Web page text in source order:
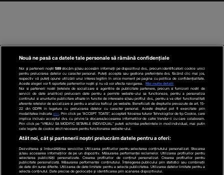
Nouă ne pasă ca datele tale personale să rămână confidențiale
Noi și partenerii noștri 589stocăm și/sau accesăm informații pe dispozitivul dvs., precum identificatorii cookie unici
pentru prelucrarea datelor cu caracter personal. Puteți accepta sau gestiona preferințele dvs. făcând clic mai jos,
respectiv vă puteți opune utilizării unui interes legitim în orice moment pe pagina cu politica de confidențialitate.
Aceste alegeri vor fi raportate partenerilor noștri și nu vă vor afecta navigarea.
Mai multe detalii
Noi si partenerii nostri (retelele de socializare si agentiile de publicitate partenere, precum si furnizorii nostri de
servicii de date analitice) prelucram date pentru a permite website-ului sa functioneze, pentru a personaliza
continutul si anunturile publicitare afisate in functie de interesele si/sau profilul dvs., pentru a va oferi functionalitati
aferente retelelor de socializare si pentru a analiza traficul pe website. Beneficiati de drepturile prevazute de art. 15-
22 din GDPR in legatura cu prelucrarea datelor cu caracter personal. Aceste drepturi pot fi exercitate prin
modalitatea indicataaici . Prin click pe “ACCEPT TOATE”, acceptati folosirea tuturor Tehnologiilor de tip Cookie, care
implica inclusiv acceptul dvs. cu privire la stocarea/accesarea informatiilor de catre Vendor-ii cu care colaboram.
Prin click pe “VREAU SA MODIFIC SETARILE INDIVIDUAL” puteti schimba preferintele in mod individual, mai putin
cele legate de cookie strict necesare pentru functionarea website-ului.
Atât noi, cât și partenerii noștri prelucrăm datele pentru a oferi:
Dezvoltarea și îmbunătățirea serviciilor. Utilizarea profilurilor pentru selectarea conținutului personalizat. Stocarea
și/sau accesarea informațiilor de pe un dispozitiv. Măsurarea performanței reclamelor. Utilizarea profilurilor pentru
selectarea publicității personalizate. Crearea profilurilor de conținut personalizat. Crearea profilurilor pentru
publicitate personalizată. Măsurarea performanței conținutului. Înțelegerea publicului prin statistici sau combinații
de date din surse diferite. Utilizarea de date limitate pentru a selecta publicitatea. Utilizarea datelor limitate pentru a
selecta conținutul. Date precise de geolocație și identificarea prin scanarea dispozitivului.